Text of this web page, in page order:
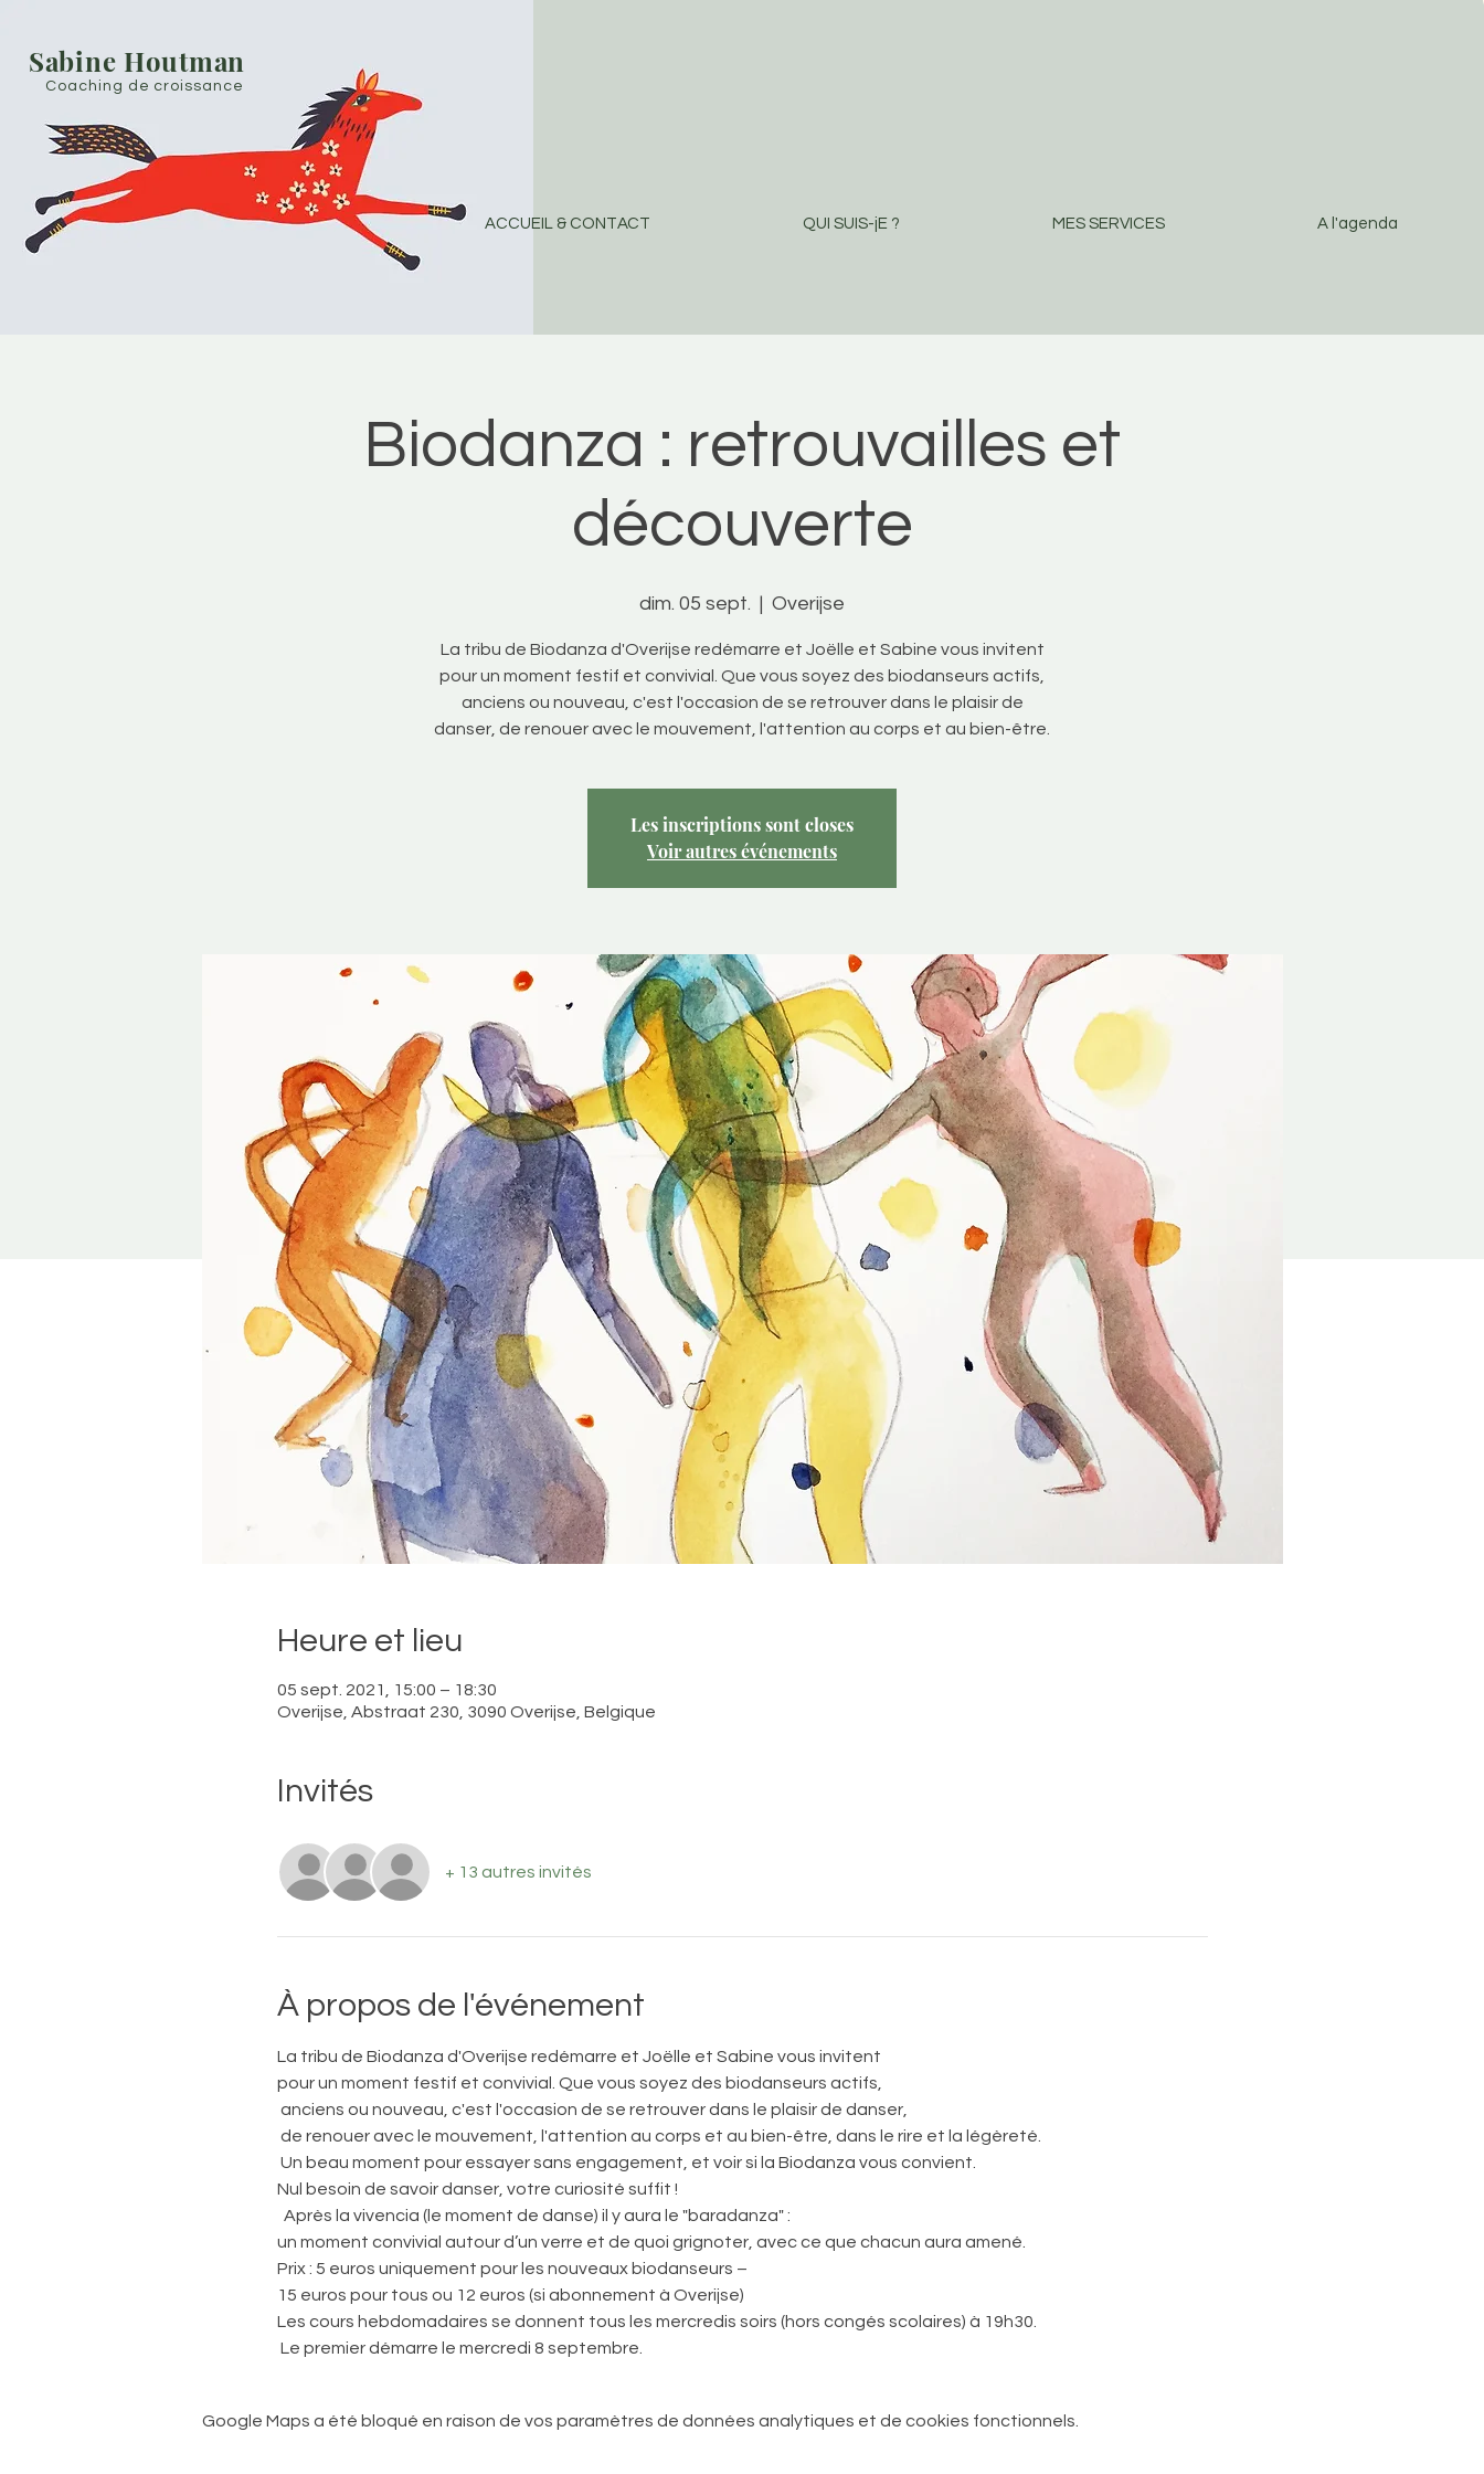
Sabine Houtman
Coaching de croissance
ACCUEIL & CONTACT QUI SUIS-jE ? MES SERVICES A l'agenda
Biodanza : retrouvailles et
découverte
dim. 05 sept.
  |
Overijse
La tribu de Biodanza d'Overijse redémarre et Joëlle et Sabine vous invitent
pour un moment festif et convivial. Que vous soyez des biodanseurs actifs,
anciens ou nouveau, c'est l'occasion de se retrouver dans le plaisir de
danser, de renouer avec le mouvement, l'attention au corps et au bien-être.
Les inscriptions sont closes
Voir autres événements
Heure et lieu
05 sept. 2021, 15:00 – 18:30
Overijse, Abstraat 230, 3090 Overijse, Belgique
Invités
+ 13 autres invités
À propos de l'événement
La tribu de Biodanza d'Overijse redémarre et Joëlle et Sabine vous invitent
pour un moment festif et convivial. Que vous soyez des biodanseurs actifs,
Nul besoin de savoir danser, votre curiosité suffit !
un moment convivial autour d’un verre et de quoi grignoter, avec ce que chacun aura amené.
Prix : 5 euros uniquement pour les nouveaux biodanseurs –
15 euros pour tous ou 12 euros (si abonnement à Overijse)
Les cours hebdomadaires se donnent tous les mercredis soirs (hors congés scolaires) à 19h30.
Le premier démarre le mercredi 8 septembre.
Google Maps a été bloqué en raison de vos paramètres de données analytiques et de cookies fonctionnels.